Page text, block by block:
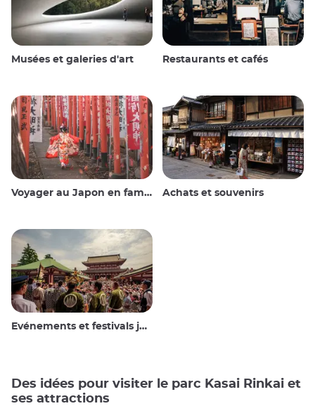
Musées et galeries d'art Restaurants et cafés
Voyager au Japon en famille Achats et souvenirs
Evénements et festivals japonais
Des idées pour visiter le parc Kasai Rinkai et
ses attractions